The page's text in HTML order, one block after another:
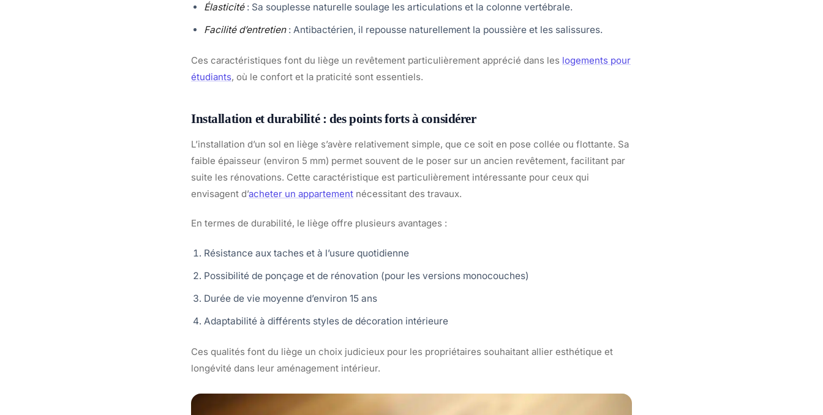
Élasticité: Sa souplesse naturelle soulage les articulations et la colonne vertébrale.
Facilité d’entretien: Antibactérien, il repousse naturellement la poussière et les salissures.
Ces caractéristiques font du liège un revêtement particulièrement apprécié dans les logements pour
étudiants, où le confort et la praticité sont essentiels.
Installation et durabilité : des points forts à considérer
L’installation d’un sol en liège s’avère relativement simple, que ce soit en pose collée ou flottante. Sa
faible épaisseur (environ 5 mm) permet souvent de le poser sur un ancien revêtement, facilitant par
suite les rénovations. Cette caractéristique est particulièrement intéressante pour ceux qui
envisagent d’acheter un appartement nécessitant des travaux.
En termes de durabilité, le liège offre plusieurs avantages :
Résistance aux taches et à l’usure quotidienne
Possibilité de ponçage et de rénovation (pour les versions monocouches)
Durée de vie moyenne d’environ 15 ans
Adaptabilité à différents styles de décoration intérieure
Ces qualités font du liège un choix judicieux pour les propriétaires souhaitant allier esthétique et
longévité dans leur aménagement intérieur.